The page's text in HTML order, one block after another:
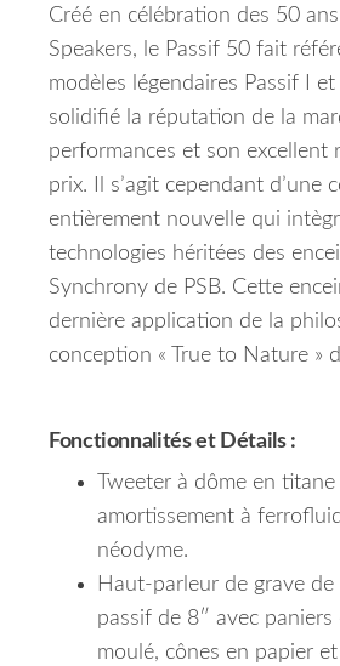
Créé en célébration des 50
Speakers, le Passif 50 fait
modèles légendaires Passif I
solidifié la réputation de la
performances et son excellent
prix. Il s’agit cependant d’une
entièrement nouvelle qui
technologies héritées des
Synchrony de PSB. Cette
dernière application de la
conception « True to Nature »
Fonctionnalités et Détails :
Tweeter à dôme en
amortissement à
néodyme.
Haut-parleur de grave
passif de 8″ avec paniers
moulé, cônes en papier